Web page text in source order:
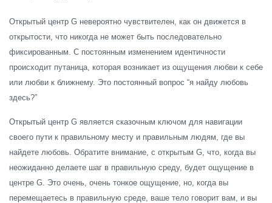
Открытый центр G невероятно чувствителен, как он движется в
открытости, что никогда не может быть последовательно
фиксированным. С постоянным изменением идентичности
происходит путаница, которая возникает из ощущения любви к себе
или любви к ближнему. Это постоянный вопрос “я найду любовь
здесь?”
Открытый центр G является сказочным ключом для навигации
своего пути к правильному месту и правильным людям, где вы
найдете любовь. Обратите внимание, с открытым G, что, когда вы
неожиданно делаете шаг в правильную среду, будет ощущение в
центре G. Это очень, очень тонкое ощущение, но, когда вы
перемещаетесь в правильную среде, ваше тело говорит вам, и вы